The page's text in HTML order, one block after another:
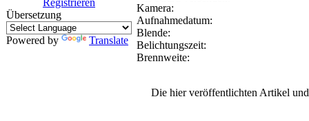
Registrieren
Übersetzung
Powered by Translate
Kamera:
Aufnahmedatum:
Blende:
Belichtungszeit:
Brennweite:
Die hier veröffentlichten Artikel